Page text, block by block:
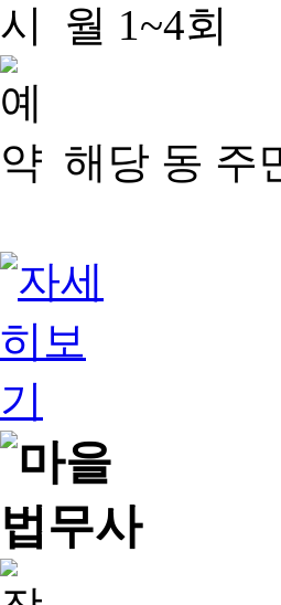
월 1~4회
해당 동 주